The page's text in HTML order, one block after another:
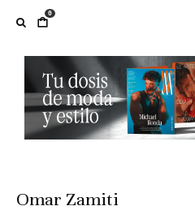
0
Omar Zamiti